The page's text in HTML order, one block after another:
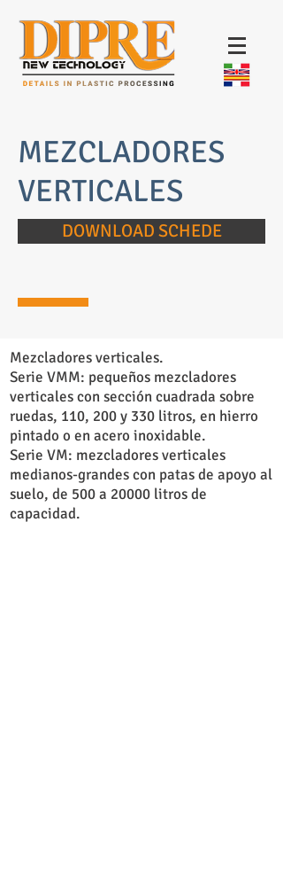
Mezcladores verticales.
Serie VMM: pequeños mezcladores
verticales con sección cuadrada sobre
ruedas, 110, 200 y 330 litros, en hierro
pintado o en acero inoxidable.
Serie VM: mezcladores verticales
medianos-grandes con patas de apoyo al
suelo, de 500 a 20000 litros de
capacidad.
MEZCLADORES
VERTICALES
DOWNLOAD SCHEDE